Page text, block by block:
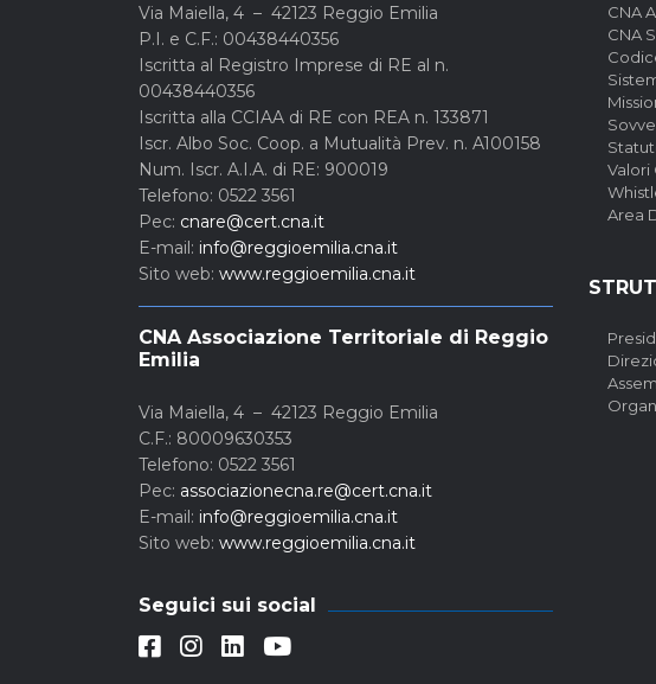
Via Maiella, 4 – 42123 Reggio Emilia
P.I. e C.F.: 00438440356
Iscritta al Registro Imprese di RE al n.
00438440356
Iscritta alla CCIAA di RE con REA n. 133871
Iscr. Albo Soc. Coop. a Mutualità Prev. n. A100158
Num. Iscr. A.I.A. di RE: 900019
Telefono: 0522 3561
Pec: cnare@cert.cna.it
E-mail: info@reggioemilia.cna.it
Sito web: www.reggioemilia.cna.it
CNA Associazione Territoriale di Reggio
Emilia
Via Maiella, 4 – 42123 Reggio Emilia
C.F.: 80009630353
Telefono: 0522 3561
Pec: associazionecna.re@cert.cna.it
E-mail: info@reggioemilia.cna.it
Sito web: www.reggioemilia.cna.it
Seguici sui social
CNA
CNA
Valori
Area